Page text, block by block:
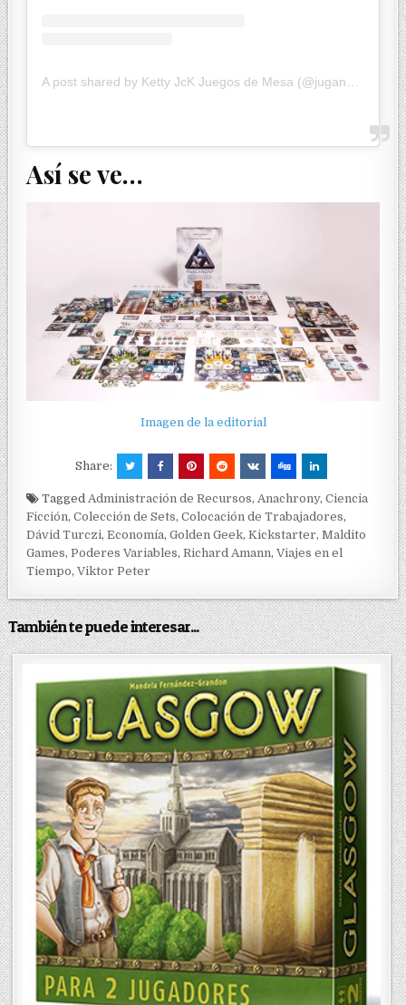
A post shared by Ketty JcK Juegos de Mesa (@jugandoconketty)
Así se ve…
Imagen de la editorial
Share:
TaggedAdministración de Recursos,Anachrony,Ciencia
Ficción,Colección de Sets,Colocación de Trabajadores,
Dávid Turczi,Economía,Golden Geek,Kickstarter,Maldito
Games,Poderes Variables,Richard Amann,Viajes en el
Tiempo,Viktor Peter
También te puede interesar...